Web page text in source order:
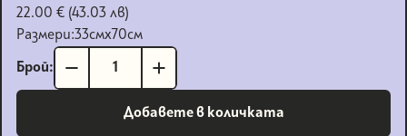
22.00 € (43.03 лв)
Размери:33смx70см
Брой: